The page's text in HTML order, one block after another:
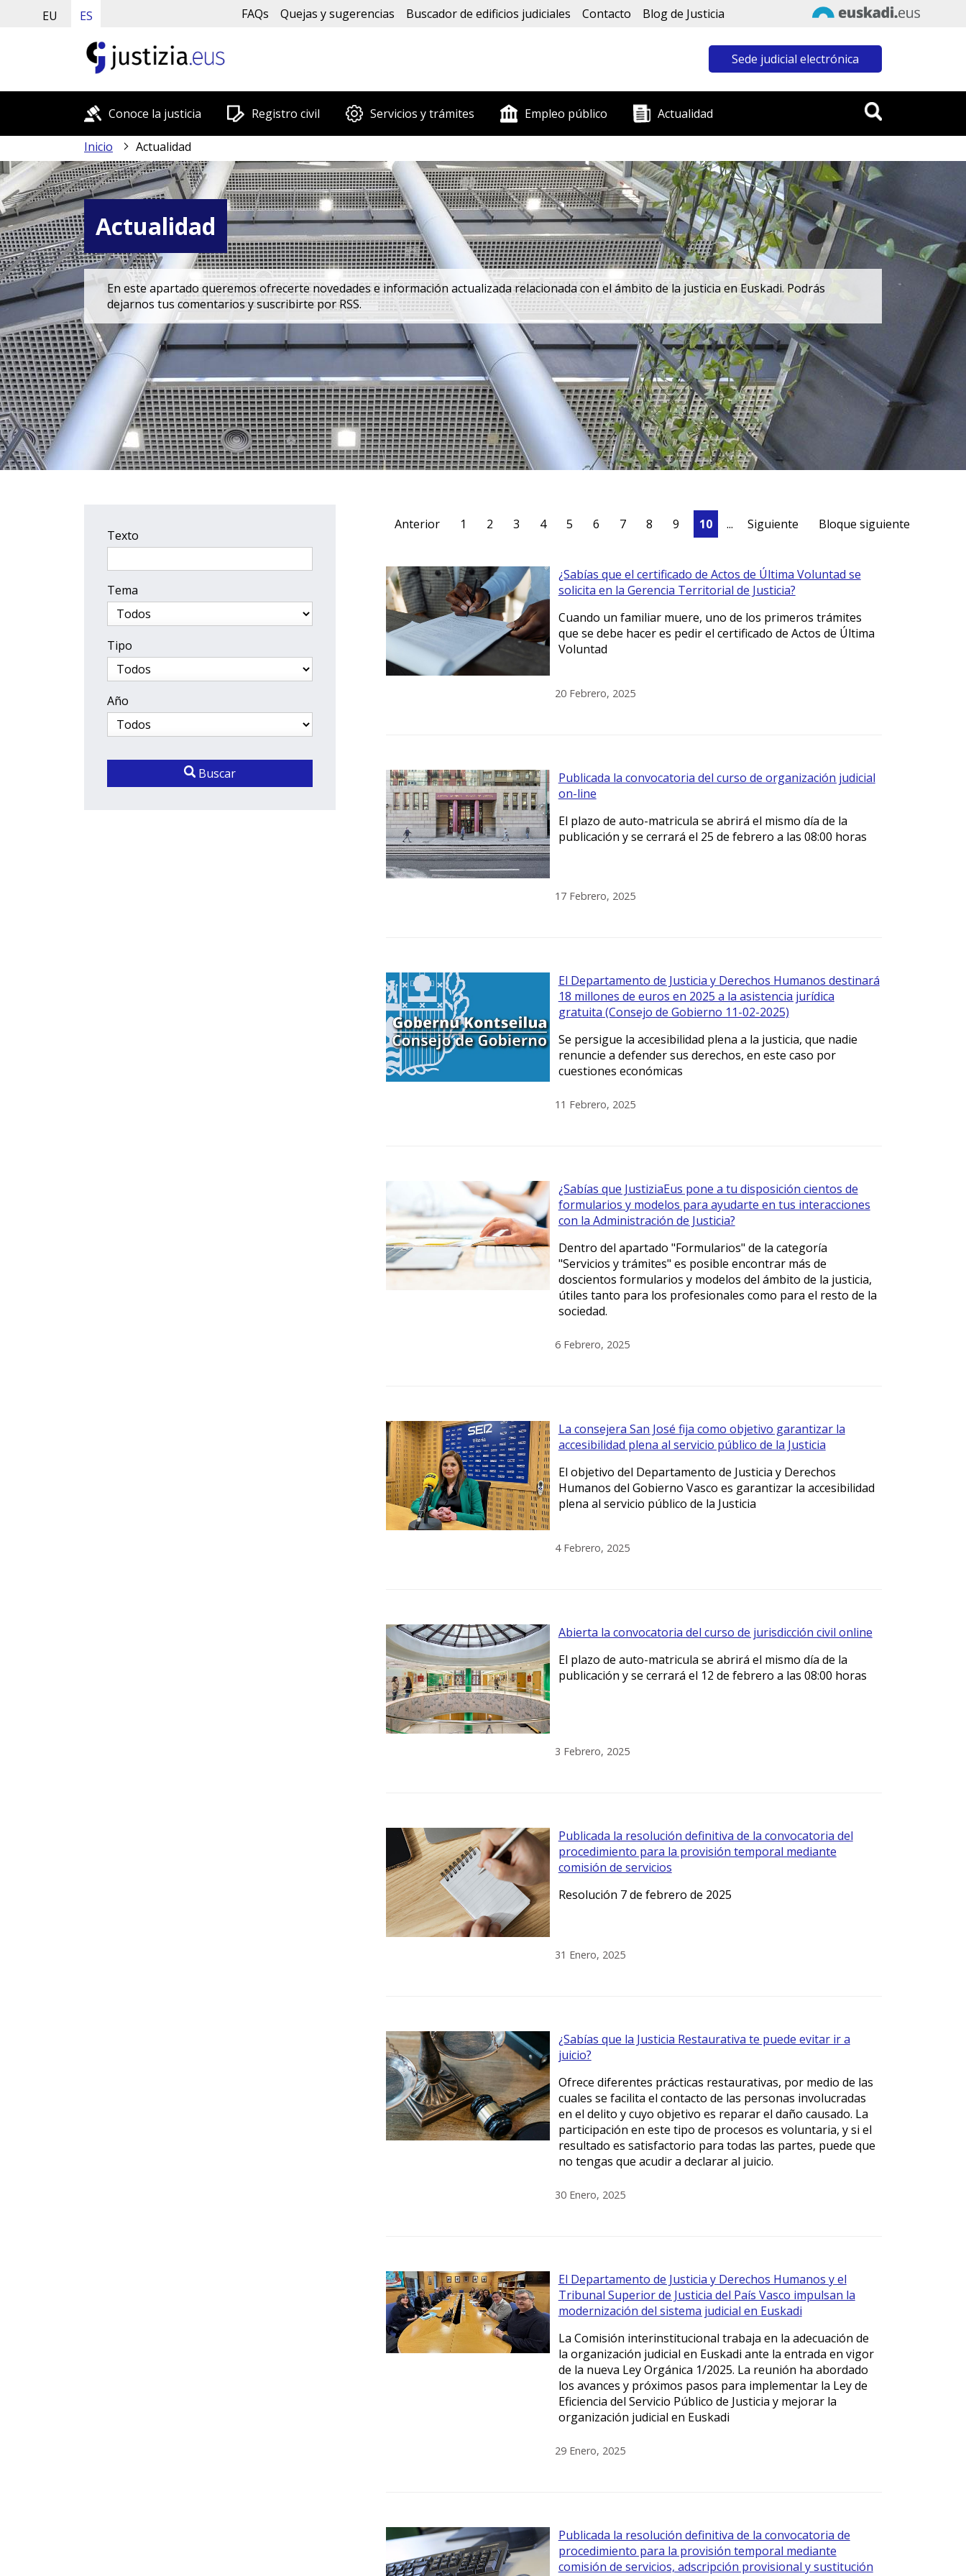
EU ES FAQs Quejas y sugerencias Buscador de edificios judiciales Contacto Blog de Justicia
Sede judicial electrónica
Conoce la justicia Registro civil Servicios y trámites Empleo público Actualidad
Inicio Actualidad
Actualidad
En este apartado queremos ofrecerte novedades e información actualizada relacionada con el ámbito de la justicia en Euskadi. Podrás
dejarnos tus comentarios y suscribirte por RSS.
Texto
Tema
Tipo
Año
Buscar
Anterior 1 2 3 4 5 6 7 8 9 10 ... Siguiente Bloque siguiente
¿Sabías que el certificado de Actos de Última Voluntad se
solicita en la Gerencia Territorial de Justicia?
Cuando un familiar muere, uno de los primeros trámites
que se debe hacer es pedir el certificado de Actos de Última
Voluntad
20 Febrero, 2025
Publicada la convocatoria del curso de organización judicial
on-line
El plazo de auto-matricula se abrirá el mismo día de la
publicación y se cerrará el 25 de febrero a las 08:00 horas
17 Febrero, 2025
El Departamento de Justicia y Derechos Humanos destinará
18 millones de euros en 2025 a la asistencia jurídica
gratuita (Consejo de Gobierno 11-02-2025)
Se persigue la accesibilidad plena a la justicia, que nadie
renuncie a defender sus derechos, en este caso por
cuestiones económicas
11 Febrero, 2025
¿Sabías que JustiziaEus pone a tu disposición cientos de
formularios y modelos para ayudarte en tus interacciones
con la Administración de Justicia?
Dentro del apartado "Formularios" de la categoría
"Servicios y trámites" es posible encontrar más de
doscientos formularios y modelos del ámbito de la justicia,
útiles tanto para los profesionales como para el resto de la
sociedad.
6 Febrero, 2025
La consejera San José fija como objetivo garantizar la
accesibilidad plena al servicio público de la Justicia
El objetivo del Departamento de Justicia y Derechos
Humanos del Gobierno Vasco es garantizar la accesibilidad
plena al servicio público de la Justicia
4 Febrero, 2025
Abierta la convocatoria del curso de jurisdicción civil online
El plazo de auto-matricula se abrirá el mismo día de la
publicación y se cerrará el 12 de febrero a las 08:00 horas
3 Febrero, 2025
Publicada la resolución definitiva de la convocatoria del
procedimiento para la provisión temporal mediante
comisión de servicios
Resolución 7 de febrero de 2025
31 Enero, 2025
¿Sabías que la Justicia Restaurativa te puede evitar ir a
juicio?
Ofrece diferentes prácticas restaurativas, por medio de las
cuales se facilita el contacto de las personas involucradas
en el delito y cuyo objetivo es reparar el daño causado. La
participación en este tipo de procesos es voluntaria, y si el
resultado es satisfactorio para todas las partes, puede que
no tengas que acudir a declarar al juicio.
30 Enero, 2025
El Departamento de Justicia y Derechos Humanos y el
Tribunal Superior de Justicia del País Vasco impulsan la
modernización del sistema judicial en Euskadi
La Comisión interinstitucional trabaja en la adecuación de
la organización judicial en Euskadi ante la entrada en vigor
de la nueva Ley Orgánica 1/2025. La reunión ha abordado
los avances y próximos pasos para implementar la Ley de
Eficiencia del Servicio Público de Justicia y mejorar la
organización judicial en Euskadi
29 Enero, 2025
Publicada la resolución definitiva de la convocatoria de
procedimiento para la provisión temporal mediante
comisión de servicios, adscripción provisional y sustitución